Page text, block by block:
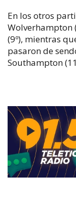
En los otros
Wolverhampton
(9º), mientras
pasaron de
Southampton